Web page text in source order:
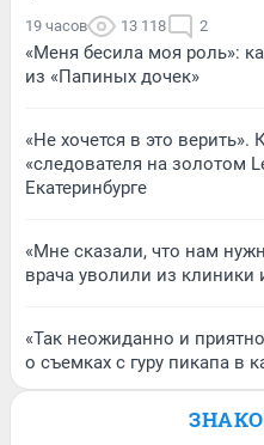
19 часов 13 118 2
«Меня бесила моя роль»:
из «Папиных дочек»
«Не хочется в это верить».
«следователя на золотом
Екатеринбурге
«Мне сказали, что нам
врача уволили из клиники
«Так неожиданно и
о съемках с гуру пикапа в